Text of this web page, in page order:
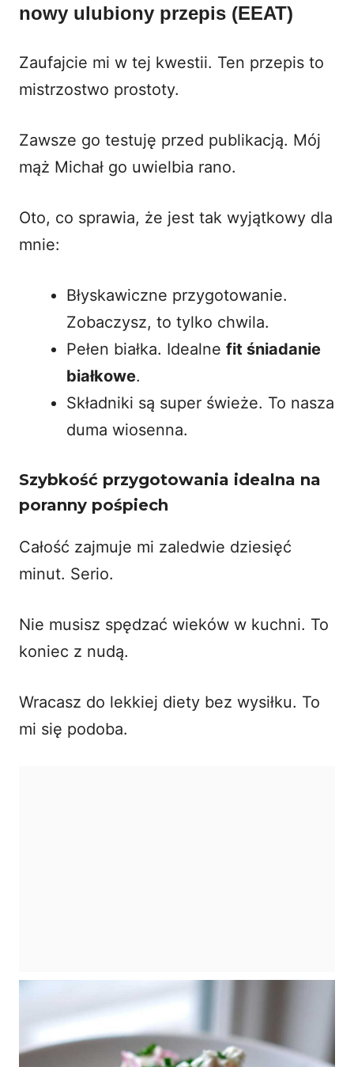
nowy ulubiony przepis (EEAT)
Zaufajcie mi w tej kwestii. Ten przepis to
mistrzostwo prostoty.
Zawsze go testuję przed publikacją. Mój
mąż Michał go uwielbia rano.
Oto, co sprawia, że jest tak wyjątkowy dla
mnie:
Błyskawiczne przygotowanie.
Zobaczysz, to tylko chwila.
Pełen białka. Idealne fit śniadanie
białkowe.
Składniki są super świeże. To nasza
duma wiosenna.
Szybkość przygotowania idealna na
poranny pośpiech
Całość zajmuje mi zaledwie dziesięć
minut. Serio.
Nie musisz spędzać wieków w kuchni. To
koniec z nudą.
Wracasz do lekkiej diety bez wysiłku. To
mi się podoba.